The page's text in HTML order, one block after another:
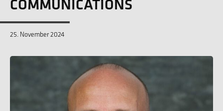
OMMUNICATIONS
25. November 2024